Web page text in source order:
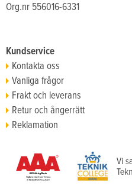
Org.nr 556016-6331
Kundservice
Kontakta oss
Vanliga frågor
Frakt och leverans
Retur och ångerrätt
Reklamation